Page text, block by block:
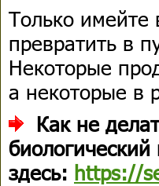
Только
превратить в
Некоторые
а некоторые в
Как не
здесь: https://